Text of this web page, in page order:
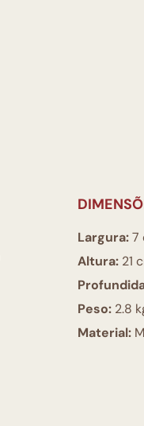
Largura:7
Altura: 21
Peso: 2.8
Material: